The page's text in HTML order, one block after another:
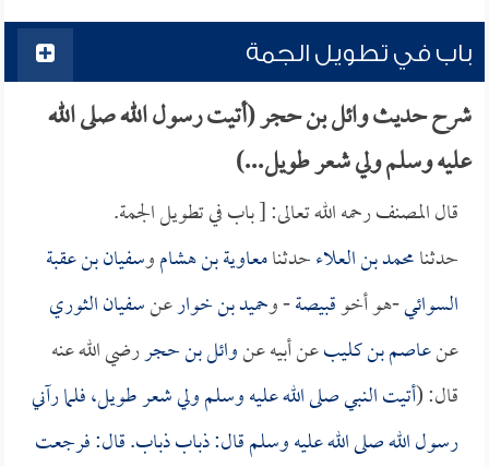
باب في تطويل الجمة
شرح حديث وائل بن حجر (أتيت رسول الله صلى الله
عليه وسلم ولي شعر طويل...)
قال المصنف رحمه الله تعالى: [ باب في تطويل الجمة.
حدثنامحمد بن العلاءحدثنامعاوية بن هشاموسفيان بن عقبة
السوائي-هو أخوقبيصة- وحميد بن خوارعنسفيان الثوري
عنعاصم بن كليبعن أبيه عنوائل بن حجررضي الله عنه
قال: (أتيت النبي صلى الله عليه وسلم ولي شعر طويل، فلما رآني
رسول الله صلى الله عليه وسلم قال: ذباب ذباب. قال: فرجعت